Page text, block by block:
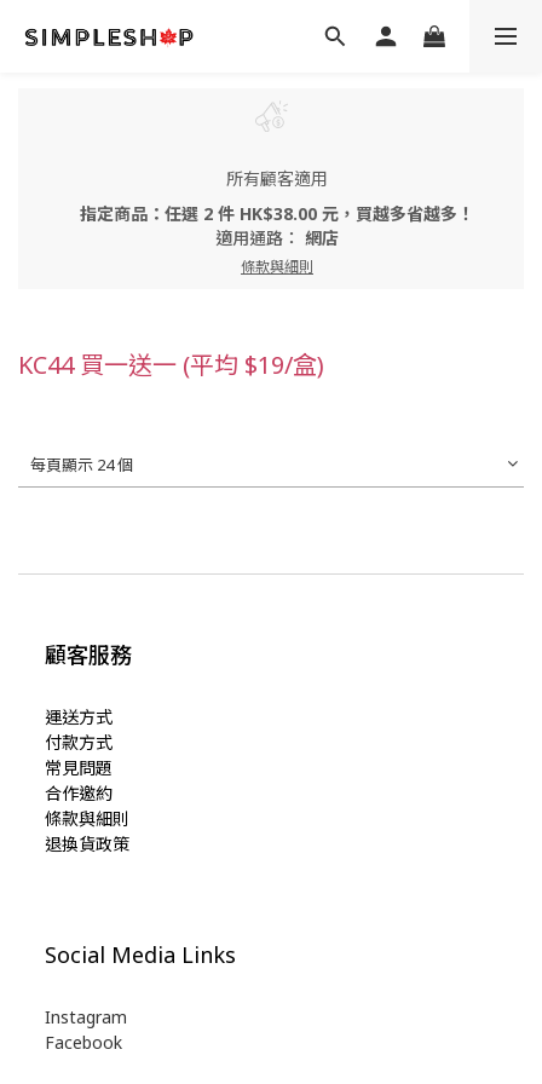
所有顧客適用
指定商品：任選 2 件 HK$38.00 元，買越多省越多！
適用通路： 網店
條款與細則
KC44 買一送一 (平均 $19/盒)
每頁顯示 24 個
顧客服務
運送方式
付款方式
常見問題
合作邀約
條款與細則
退換貨政策
Social Media Links
Instagram
Facebook